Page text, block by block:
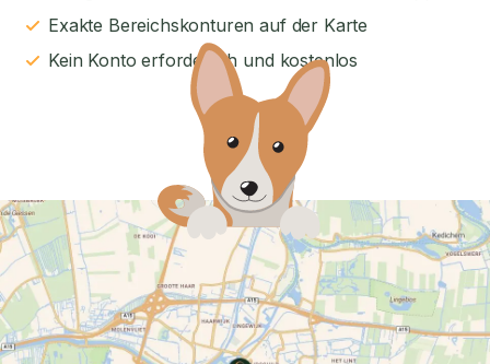
Exakte Bereichskonturen auf der Karte
Kein Konto erforderlich und kostenlos